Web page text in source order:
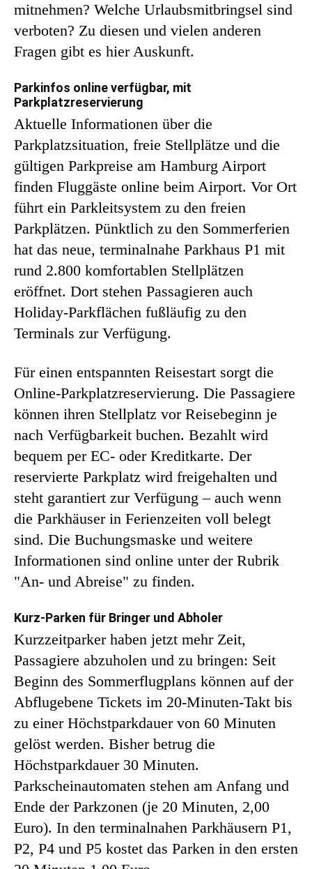
mitnehmen? Welche Urlaubsmitbringsel sind
verboten? Zu diesen und vielen anderen
Fragen gibt es hier Auskunft.
Parkinfos online verfügbar, mit
Parkplatzreservierung
Aktuelle Informationen über die
Parkplatzsituation, freie Stellplätze und die
gültigen Parkpreise am Hamburg Airport
finden Fluggäste online beim Airport. Vor Ort
führt ein Parkleitsystem zu den freien
Parkplätzen. Pünktlich zu den Sommerferien
hat das neue, terminalnahe Parkhaus P1 mit
rund 2.800 komfortablen Stellplätzen
eröffnet. Dort stehen Passagieren auch
Holiday-Parkflächen fußläufig zu den
Terminals zur Verfügung.
Für einen entspannten Reisestart sorgt die
Online-Parkplatzreservierung. Die Passagiere
können ihren Stellplatz vor Reisebeginn je
nach Verfügbarkeit buchen. Bezahlt wird
bequem per EC- oder Kreditkarte. Der
reservierte Parkplatz wird freigehalten und
steht garantiert zur Verfügung – auch wenn
die Parkhäuser in Ferienzeiten voll belegt
sind. Die Buchungsmaske und weitere
Informationen sind online unter der Rubrik
"An- und Abreise" zu finden.
Kurz-Parken für Bringer und Abholer
Kurzzeitparker haben jetzt mehr Zeit,
Passagiere abzuholen und zu bringen: Seit
Beginn des Sommerflugplans können auf der
Abflugebene Tickets im 20-Minuten-Takt bis
zu einer Höchstparkdauer von 60 Minuten
gelöst werden. Bisher betrug die
Höchstparkdauer 30 Minuten.
Parkscheinautomaten stehen am Anfang und
Ende der Parkzonen (je 20 Minuten, 2,00
Euro). In den terminalnahen Parkhäusern P1,
P2, P4 und P5 kostet das Parken in den ersten